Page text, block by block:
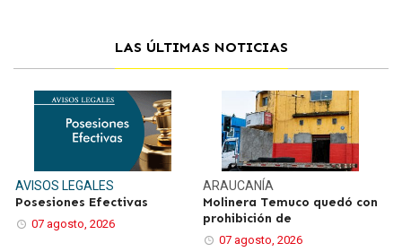
LAS ÚLTIMAS NOTICIAS
AVISOS LEGALES
Posesiones Efectivas
07 agosto, 2026
ARAUCANÍA
Molinera Temuco quedó con
prohibición de
07 agosto, 2026